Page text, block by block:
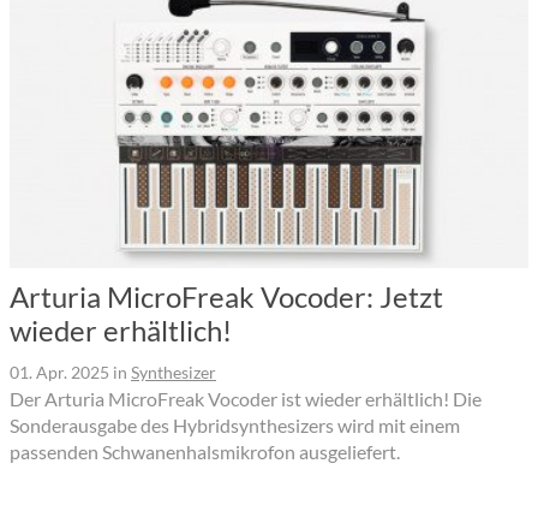
Arturia MicroFreak Vocoder: Jetzt
wieder erhältlich!
01. Apr. 2025 in Synthesizer
Der Arturia MicroFreak Vocoder ist wieder erhältlich! Die
Sonderausgabe des Hybridsynthesizers wird mit einem
passenden Schwanenhalsmikrofon ausgeliefert.